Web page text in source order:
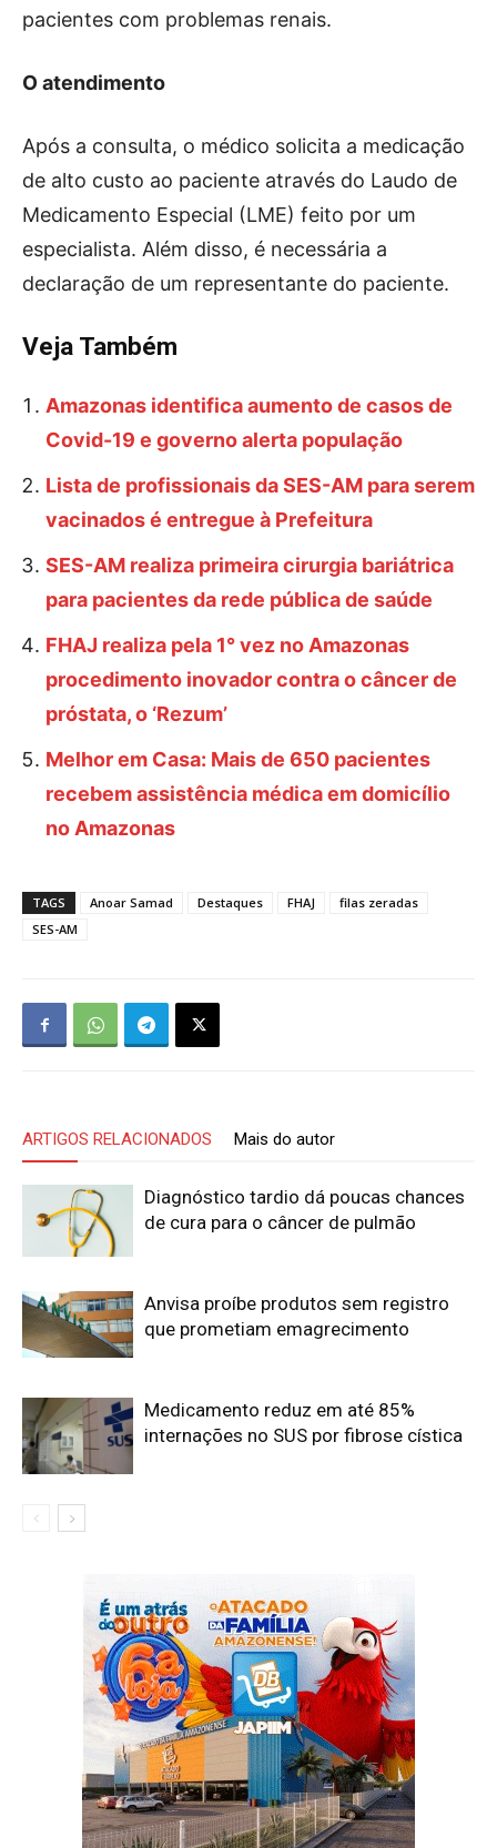
pacientes com problemas renais.
O atendimento
Após a consulta, o médico solicita a medicação
de alto custo ao paciente através do Laudo de
Medicamento Especial (LME) feito por um
especialista. Além disso, é necessária a
declaração de um representante do paciente.
Veja Também
Amazonas identifica aumento de casos de
Covid-19 e governo alerta população
Lista de profissionais da SES-AM para serem
vacinados é entregue à Prefeitura
SES-AM realiza primeira cirurgia bariátrica
para pacientes da rede pública de saúde
FHAJ realiza pela 1° vez no Amazonas
procedimento inovador contra o câncer de
próstata, o ‘Rezum’
Melhor em Casa: Mais de 650 pacientes
recebem assistência médica em domicílio
no Amazonas
TAGS Anoar Samad Destaques FHAJ
filas zeradas
SES-AM
ARTIGOS RELACIONADOS Mais do autor
Diagnóstico tardio dá poucas chances
de cura para o câncer de pulmão
Anvisa proíbe produtos sem registro
que prometiam emagrecimento
Medicamento reduz em até 85%
internações no SUS por fibrose cística